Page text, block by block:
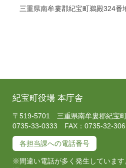
三重県南牟婁郡紀宝町鵜殿324番
紀宝町役場 本庁舎
〒519-5701 三重県南牟婁郡紀
0735-33-0333 FAX：0735-32-
各担当課への電話番号
※間違い電話が多く発生していま